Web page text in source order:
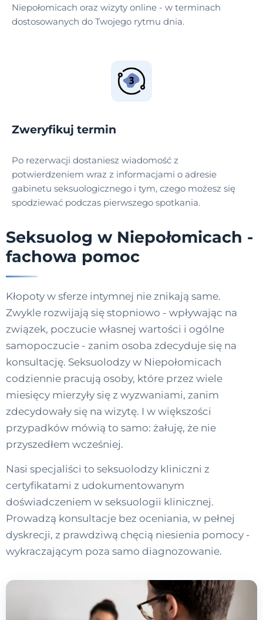
Niepołomicach oraz wizyty online - w terminach
dostosowanych do Twojego rytmu dnia.
Zweryfikuj termin
Po rezerwacji dostaniesz wiadomość z
potwierdzeniem wraz z informacjami o adresie
gabinetu seksuologicznego i tym, czego możesz się
spodziewać podczas pierwszego spotkania.
Seksuolog w Niepołomicach -
fachowa pomoc
Kłopoty w sferze intymnej nie znikają same.
Zwykle rozwijają się stopniowo - wpływając na
związek, poczucie własnej wartości i ogólne
samopoczucie - zanim osoba zdecyduje się na
konsultację. Seksuolodzy w Niepołomicach
codziennie pracują osoby, które przez wiele
miesięcy mierzyły się z wyzwaniami, zanim
zdecydowały się na wizytę. I w większości
przypadków mówią to samo: żałuję, że nie
przyszedłem wcześniej.
Nasi specjaliści to seksuolodzy kliniczni z
certyfikatami z udokumentowanym
doświadczeniem w seksuologii klinicznej.
Prowadzą konsultacje bez oceniania, w pełnej
dyskrecji, z prawdziwą chęcią niesienia pomocy -
wykraczającym poza samo diagnozowanie.